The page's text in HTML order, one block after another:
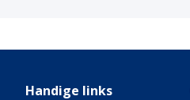
Handige links